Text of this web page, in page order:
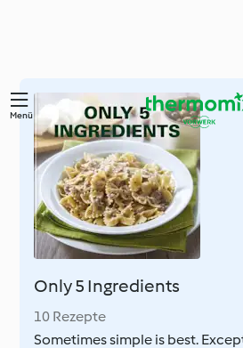
Springe
Hauptinhalt
Menü
Only 5 Ingredients
10 Rezepte
Sometimes simple is best.